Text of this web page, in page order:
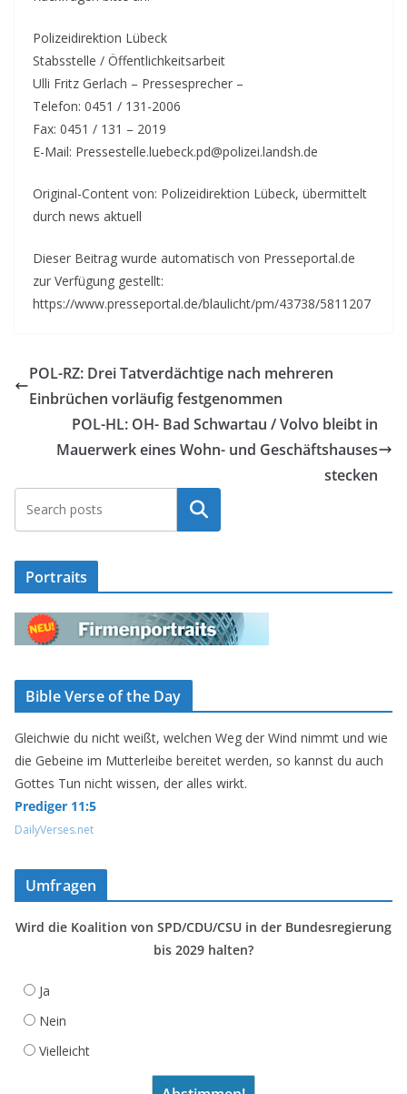
Polizeidirektion Lübeck
Stabsstelle / Öffentlichkeitsarbeit
Ulli Fritz Gerlach – Pressesprecher –
Telefon: 0451 / 131-2006
Fax: 0451 / 131 – 2019
E-Mail: Pressestelle.luebeck.pd@polizei.landsh.de
Original-Content von: Polizeidirektion Lübeck, übermittelt
durch news aktuell
Dieser Beitrag wurde automatisch von Presseportal.de
zur Verfügung gestellt:
https://www.presseportal.de/blaulicht/pm/43738/5811207
POL-RZ: Drei Tatverdächtige nach mehreren
Einbrüchen vorläufig festgenommen
POL-HL: OH- Bad Schwartau / Volvo bleibt in
Mauerwerk eines Wohn- und Geschäftshauses
stecken
Suchen
Portraits
Bible Verse of the Day
Gleichwie du nicht weißt, welchen Weg der Wind nimmt und wie
die Gebeine im Mutterleibe bereitet werden, so kannst du auch
Gottes Tun nicht wissen, der alles wirkt.
Prediger 11:5
DailyVerses.net
Umfragen
Wird die Koalition von SPD/CDU/CSU in der Bundesregierung
bis 2029 halten?
Ja
Nein
Vielleicht